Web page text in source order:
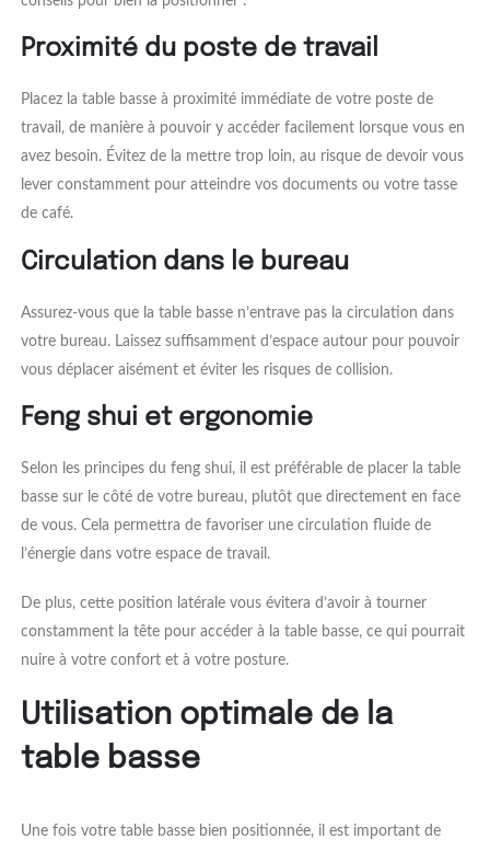
Proximité du poste de travail
Placez la table basse à proximité immédiate de votre poste de
travail, de manière à pouvoir y accéder facilement lorsque vous en
avez besoin. Évitez de la mettre trop loin, au risque de devoir vous
lever constamment pour atteindre vos documents ou votre tasse
de café.
Circulation dans le bureau
Assurez-vous que la table basse n’entrave pas la circulation dans
votre bureau. Laissez suffisamment d’espace autour pour pouvoir
vous déplacer aisément et éviter les risques de collision.
Feng shui et ergonomie
Selon les principes du feng shui, il est préférable de placer la table
basse sur le côté de votre bureau, plutôt que directement en face
de vous. Cela permettra de favoriser une circulation fluide de
l’énergie dans votre espace de travail.
De plus, cette position latérale vous évitera d’avoir à tourner
constamment la tête pour accéder à la table basse, ce qui pourrait
nuire à votre confort et à votre posture.
Utilisation optimale de la
table basse
Une fois votre table basse bien positionnée, il est important de